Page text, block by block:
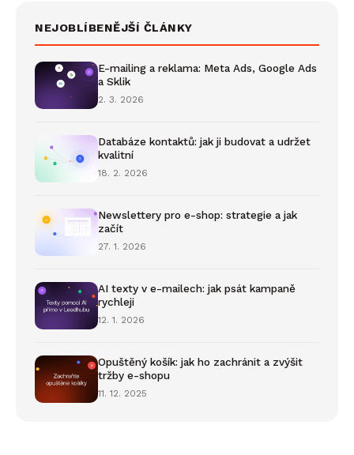
NEJOBLÍBENĚJŠÍ ČLÁNKY
E-mailing a reklama: Meta Ads, Google Ads
a Sklik
2. 3. 2026
Databáze kontaktů: jak ji budovat a udržet
kvalitní
18. 2. 2026
Newslettery pro e-shop: strategie a jak
začít
27. 1. 2026
AI texty v e-mailech: jak psát kampaně
rychleji
12. 1. 2026
Opuštěný košík: jak ho zachránit a zvýšit
tržby e-shopu
11. 12. 2025